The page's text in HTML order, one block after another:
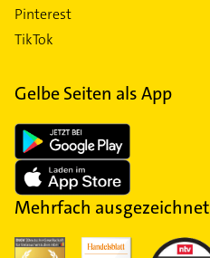
Pinterest
TikTok
Gelbe Seiten als App
Mehrfach ausgezeichnet